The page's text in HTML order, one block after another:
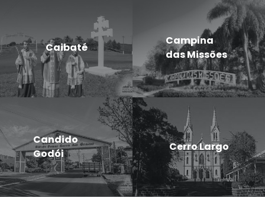
Caibaté
Campina
das Missões
Candido
Godói
Cerro Largo